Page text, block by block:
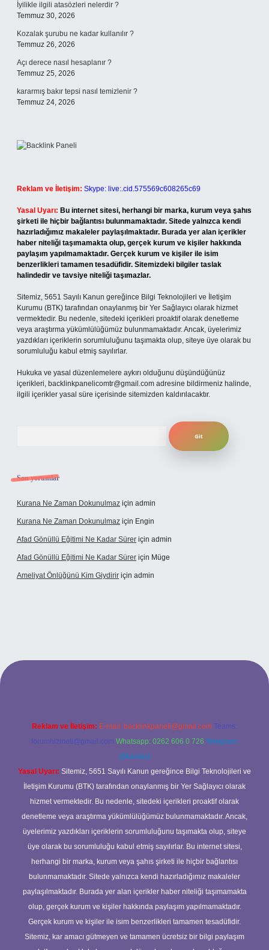
İyilikle ilgili atasözleri nelerdir ?
Temmuz 30, 2026
Kozalak şurubu ne kadar kullanılır ?
Temmuz 26, 2026
Açı derece nasıl hesaplanır ?
Temmuz 25, 2026
kararmış bakır tepsi nasıl temizlenir ?
Temmuz 24, 2026
Reklam ve İletişim: Skype: live:.cid.575569c608265c69
Yasal Uyarı: Bu internet sitesi, herhangi bir marka, kurum veya şahıs
şirketi ile hiçbir bağlantısı bulunmamaktadır. Sitede yalnızca kendi
hazırladığımız makaleler paylaşılmaktadır. Burada yer alan içerikler
haber niteliği taşımamakta olup, gerçek kurum ve kişiler hakkında
paylaşım yapılmamaktadır. Gerçek kurum ve kişiler ile isim
benzerlikleri tamamen tesadüfidir. Sitemizdeki bilgiler taslak
halindedir ve tavsiye niteliği taşımazlar.
Sitemiz, 5651 Sayılı Kanun gereğince Bilgi Teknolojileri ve İletişim
Kurumu (BTK) tarafından onaylanmış bir Yer Sağlayıcı olarak hizmet
vermektedir. Bu nedenle, sitedeki içerikleri proaktif olarak denetleme
veya araştırma yükümlülüğümüz bulunmamaktadır. Ancak, üyelerimiz
yazdıkları içeriklerin sorumluluğunu taşımakta olup, siteye üye olarak bu
sorumluluğu kabul etmiş sayılırlar.
Hukuka ve yasal düzenlemelere aykırı olduğunu düşündüğünüz
içerikleri, backlinkpanelicomtr@gmail.com adresine bildirmeniz halinde,
ilgili içerikler yasal süre içerisinde sitemizden kaldırılacaktır.
Son yorumlar
Kurana Ne Zaman Dokunulmaz için admin
Kurana Ne Zaman Dokunulmaz için Engin
Afad Gönüllü Eğitimi Ne Kadar Sürer için admin
Afad Gönüllü Eğitimi Ne Kadar Sürer için Müge
Ameliyat Önlüğünü Kim Giydirir için admin
giriş
Reklam ve İletişim: E-mail: backlinkpaneli@gmail.com Teams:
forumhizmeti@gmail.com Whatsapp: 0262 606 0 726 Telegram:
@karabul
Yasal Uyarı: Sitemiz, 5651 Sayılı Kanun gereğince Bilgi Teknolojileri ve
İletişim Kurumu (BTK) tarafından onaylanmış bir Yer Sağlayıcı olarak
hizmet vermektedir. Bu nedenle, sitedeki içerikleri proaktif olarak
denetleme veya araştırma yükümlülüğümüz bulunmamaktadır. Ancak,
üyelerimiz yazdıkları içeriklerin sorumluluğunu taşımakta olup, siteye
üye olarak bu sorumluluğu kabul etmiş sayılırlar. Bu internet sitesi,
herhangi bir marka, kurum veya şahıs şirketi ile hiçbir bağlantısı
bulunmamaktadır. Sitede yalnızca kendi hazırladığımız makaleler
paylaşılmaktadır. Burada yer alan içerikler haber niteliği taşımamakta
olup, gerçek kurum ve kişiler hakkında paylaşım yapılmamaktadır.
Gerçek kurum ve kişiler ile isim benzerlikleri tamamen tesadüfidir.
Sitemiz, kar amacı gütmeyen ve tamamen ücretsiz bir bilgi paylaşım